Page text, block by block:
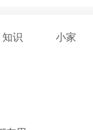
知识 小家